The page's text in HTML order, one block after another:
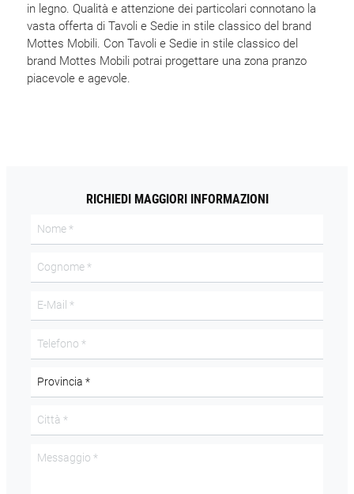
in legno. Qualità e attenzione dei particolari connotano la
vasta offerta di Tavoli e Sedie in stile classico del brand
Mottes Mobili. Con Tavoli e Sedie in stile classico del
brand Mottes Mobili potrai progettare una zona pranzo
piacevole e agevole.
RICHIEDI MAGGIORI INFORMAZIONI